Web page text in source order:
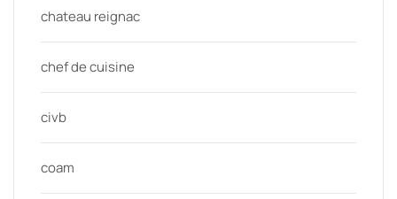
chateau reignac
chef de cuisine
civb
coam